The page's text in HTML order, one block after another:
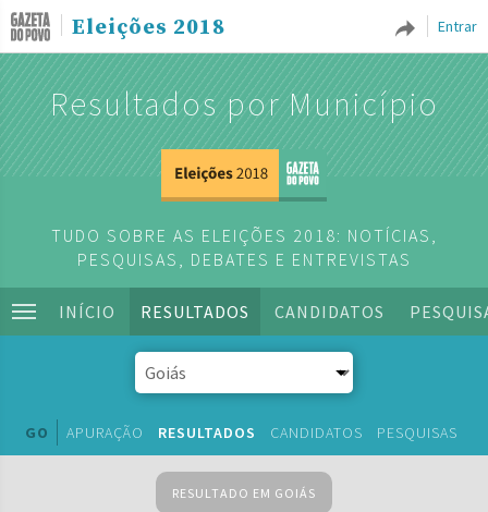
Entrar
Eleições 2018
Resultados por Município
TUDO SOBRE AS ELEIÇÕES 2018: NOTÍCIAS,
PESQUISAS, DEBATES E ENTREVISTAS
INÍCIO RESULTADOS CANDIDATOS
GO APURAÇÃO RESULTADOS CANDIDATOS PESQUISAS
RESULTADO EM GOIÁS